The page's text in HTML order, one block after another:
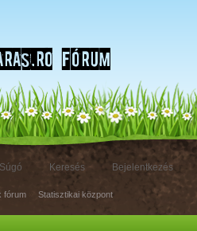
Súgó Keresés Bejelentkezés
fórum Statisztikai központ